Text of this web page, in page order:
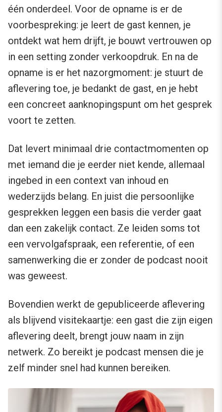
één onderdeel. Voor de opname is er de
voorbespreking: je leert de gast kennen, je
ontdekt wat hem drijft, je bouwt vertrouwen op
in een setting zonder verkoopdruk. En na de
opname is er het nazorgmoment: je stuurt de
aflevering toe, je bedankt de gast, en je hebt
een concreet aanknopingspunt om het gesprek
voort te zetten.
Dat levert minimaal drie contactmomenten op
met iemand die je eerder niet kende, allemaal
ingebed in een context van inhoud en
wederzijds belang. En juist die persoonlijke
gesprekken leggen een basis die verder gaat
dan een zakelijk contact. Ze leiden soms tot
een vervolgafspraak, een referentie, of een
samenwerking die er zonder de podcast nooit
was geweest.
Bovendien werkt de gepubliceerde aflevering
als blijvend visitekaartje: een gast die zijn eigen
aflevering deelt, brengt jouw naam in zijn
netwerk. Zo bereikt je podcast mensen die je
zelf minder snel had kunnen bereiken.